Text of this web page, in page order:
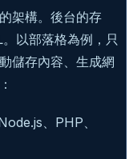
架構。後台的存
以部落格為例，只
儲存內容、生成網
、PHP、